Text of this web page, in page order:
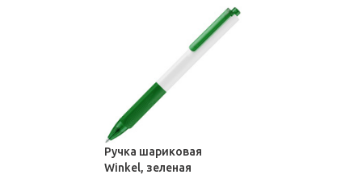
Ручка шариковая
Winkel, зеленая